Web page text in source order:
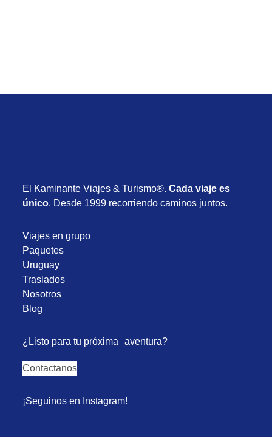
El Kaminante Viajes & Turismo®.Cada viaje es
único. Desde 1999 recorriendo caminos juntos.
Viajes en grupo
Paquetes
Uruguay
Traslados
Nosotros
Blog
¿Listo para tu próxima aventura?
Contactanos
¡Seguinos en Instagram!